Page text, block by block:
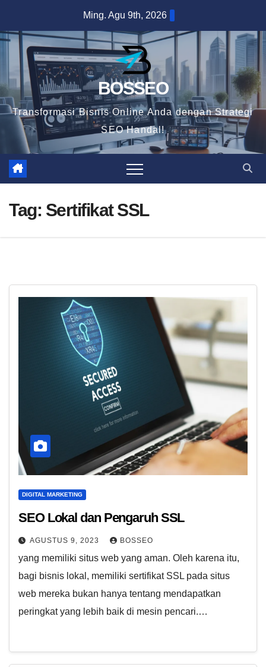
content
Ming. Agu 9th, 2026
BOSSEO
Transformasi Bisnis Online Anda dengan Strategi
SEO Handal!
Tag: Sertifikat SSL
DIGITAL MARKETING
SEO Lokal dan Pengaruh SSL
AGUSTUS 9, 2023 BOSSEO
yang memiliki situs web yang aman. Oleh karena itu,
bagi bisnis lokal, memiliki sertifikat SSL pada situs
web mereka bukan hanya tentang mendapatkan
peringkat yang lebih baik di mesin pencari.…